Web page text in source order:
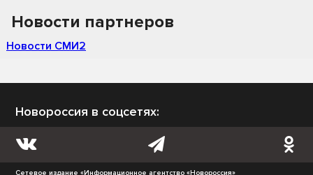
Новости партнеров
Новости СМИ2
Новороссия в соцсетях:
Сетевое издание «Информационное агентство «Новороссия»